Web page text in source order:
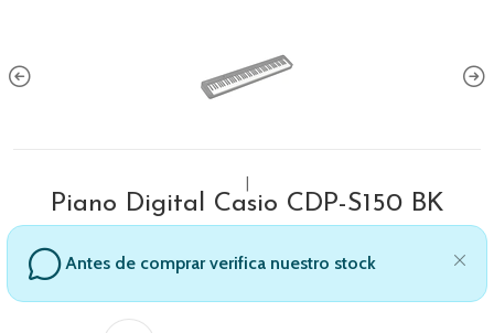
Piano Digital Casio CDP-S150 BK
Antes de comprar verifica nuestro stock